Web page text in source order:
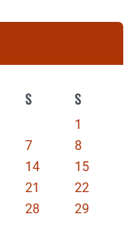
S S
1
7
8
14
15
21
22
28
29